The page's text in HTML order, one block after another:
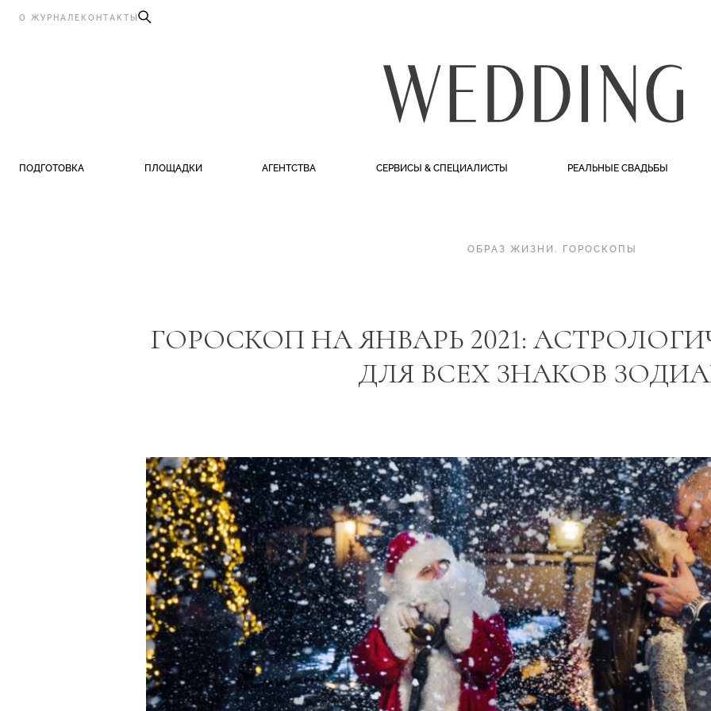
О ЖУРНАЛЕ КОНТАКТЫ
ПОДГОТОВКА ПЛОЩАДКИ АГЕНТСТВА СЕРВИСЫ & СПЕЦИАЛИСТЫ РЕАЛЬНЫЕ СВАДЬБЫ
ОБРАЗ ЖИЗНИ . ГОРОСКОПЫ
ГОРОСКОП НА ЯНВАРЬ 2021:
ДЛЯ ВСЕХ ЗНАКОВ